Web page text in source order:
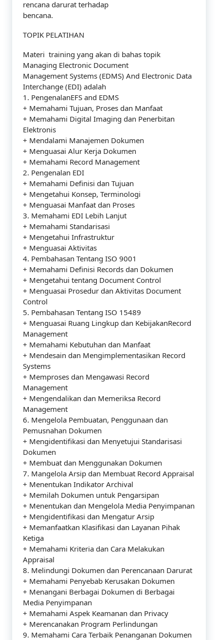
rencana darurat terhadap
bencana.
TOPIK PELATIHAN
Materi training yang akan di bahas topik
Managing Electronic Document
Management Systems (EDMS) And Electronic Data
Interchange (EDI) adalah
1. PengenalanEFS and EDMS
+ Memahami Tujuan, Proses dan Manfaat
+ Memahami Digital Imaging dan Penerbitan
Elektronis
+ Mendalami Manajemen Dokumen
+ Menguasai Alur Kerja Dokumen
+ Memahami Record Management
2. Pengenalan EDI
+ Memahami Definisi dan Tujuan
+ Mengetahui Konsep, Terminologi
+ Menguasai Manfaat dan Proses
3. Memahami EDI Lebih Lanjut
+ Memahami Standarisasi
+ Mengetahui Infrastruktur
+ Menguasai Aktivitas
4. Pembahasan Tentang ISO 9001
+ Memahami Definisi Records dan Dokumen
+ Mengetahui tentang Document Control
+ Menguasai Prosedur dan Aktivitas Document
Control
5. Pembahasan Tentang ISO 15489
+ Menguasai Ruang Lingkup dan KebijakanRecord
Management
+ Memahami Kebutuhan dan Manfaat
+ Mendesain dan Mengimplementasikan Record
Systems
+ Memproses dan Mengawasi Record
Management
+ Mengendalikan dan Memeriksa Record
Management
6. Mengelola Pembuatan, Penggunaan dan
Pemusnahan Dokumen
+ Mengidentifikasi dan Menyetujui Standarisasi
Dokumen
+ Membuat dan Menggunakan Dokumen
7. Mangelola Arsip dan Membuat Record Appraisal
+ Menentukan Indikator Archival
+ Memilah Dokumen untuk Pengarsipan
+ Menentukan dan Mengelola Media Penyimpanan
+ Mengidentifikasi dan Mengatur Arsip
+ Memanfaatkan Klasifikasi dan Layanan Pihak
Ketiga
+ Memahami Kriteria dan Cara Melakukan
Appraisal
8. Melindungi Dokumen dan Perencanaan Darurat
+ Memahami Penyebab Kerusakan Dokumen
+ Menangani Berbagai Dokumen di Berbagai
Media Penyimpanan
+ Memahami Aspek Keamanan dan Privacy
+ Merencanakan Program Perlindungan
9. Memahami Cara Terbaik Penanganan Dokumen